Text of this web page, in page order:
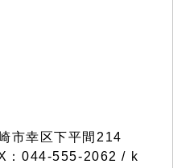
市幸区下平間214
：044-555-2062 / k